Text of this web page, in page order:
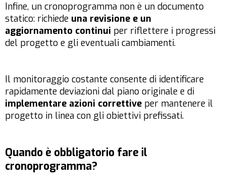
Infine, un cronoprogramma non è un documento
statico: richiede una revisione e un
aggiornamento continui per riflettere i progressi
del progetto e gli eventuali cambiamenti.
Il monitoraggio costante consente di identificare
rapidamente deviazioni dal piano originale e di
implementare azioni correttive per mantenere il
progetto in linea con gli obiettivi prefissati.
Quando è obbligatorio fare il
cronoprogramma?